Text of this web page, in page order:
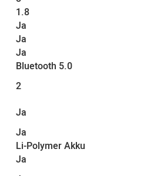
1.8
Ja
Ja
Ja
Bluetooth 5.0
2
Ja
Ja
Li-Polymer Akku
Ja